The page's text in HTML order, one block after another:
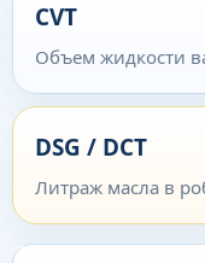
CVT
Объем жидкости
DSG / DCT
Литраж масла в